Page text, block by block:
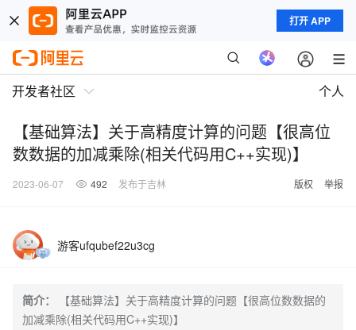
打开 APP
开发者社区 个人
【基础算法】关于高精度计算的问题【很高位
数数据的加减乘除(相关代码用C++实现)】
2023-06-07 492 发布于吉林 版权 举报
游客ufqubef22u3cg
简介：
【基础算法】关于高精度计算的问题【很高位数数据的
加减乘除(相关代码用C++实现)】